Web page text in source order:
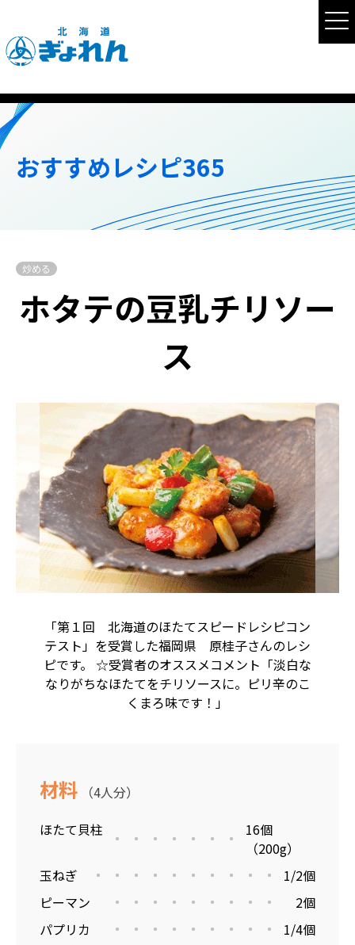
おすすめレシピ365
炒める
ホタテの豆乳チリソー
ス
「第１回 北海道のほたてスピードレシピコン
テスト」を受賞した福岡県 原桂子さんのレシ
ピです。 ☆受賞者のオススメコメント「淡白な
なりがちなほたてをチリソースに。ピリ辛のこ
くまろ味です！」
材料 （4人分）
ほたて貝柱
16個
（200g）
玉ねぎ
1/2個
ピーマン
2個
パプリカ
1/4個